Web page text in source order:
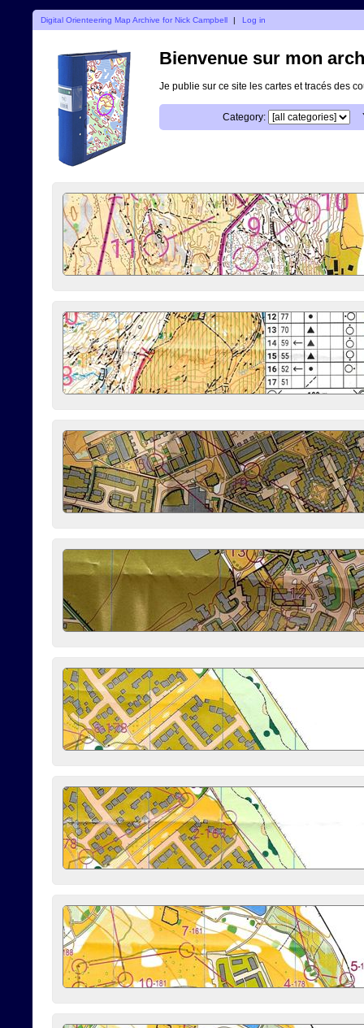
Digital Orienteering Map Archive for Nick Campbell | Log in
Bienvenue sur mon
Je publie sur ce site les cartes et tracés des
Category: